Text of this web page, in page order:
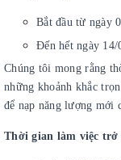
Bắt đầu từ ngày
Đến hết ngày 14/
Chúng tôi mong rằng
những khoảnh khắc
để nạp năng lượng mới
Thời gian làm việc trở